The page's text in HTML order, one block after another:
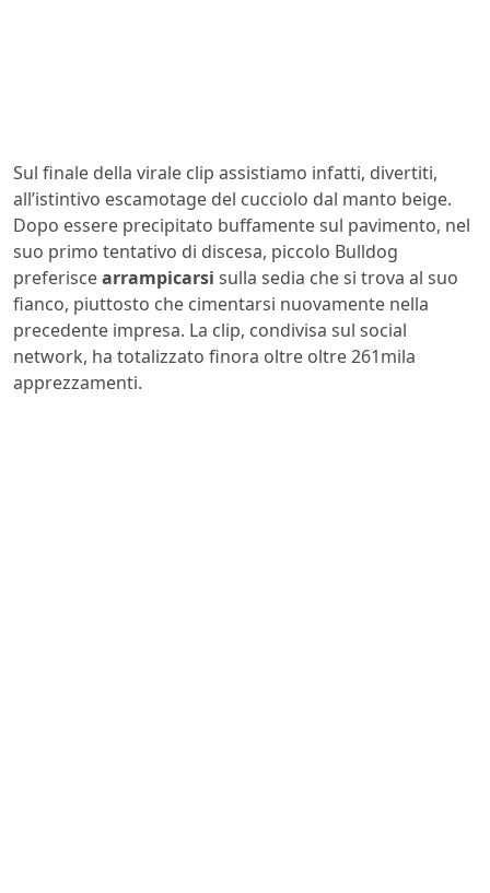
Sul finale della virale clip assistiamo infatti, divertiti,
all’istintivo escamotage del cucciolo dal manto beige.
Dopo essere precipitato buffamente sul pavimento, nel
suo primo tentativo di discesa, piccolo Bulldog
preferiscearrampicarsi sulla sedia che si trova al suo
fianco, piuttosto che cimentarsi nuovamente nella
precedente impresa. La clip, condivisa sul social
network, ha totalizzato finora oltre oltre 261mila
apprezzamenti.